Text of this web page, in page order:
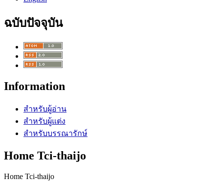
ฉบับปัจจุบัน
Information
สำหรับผู้อ่าน
สำหรับผู้แต่ง
สำหรับบรรณารักษ์
Home Tci-thaijo
Home Tci-thaijo